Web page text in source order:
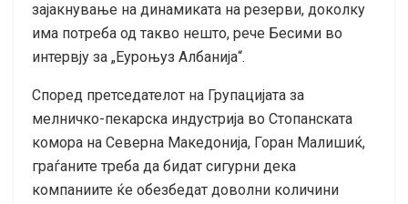
зајакнување на динамиката на резерви, доколку
има потреба од такво нешто, рече Бесими во
интервју за „Еуроњуз Албанија“.
Според претседателот на Групацијата за
мелничко-пекарска индустрија во Стопанската
комора на Северна Македонија, Горан Малишиќ,
граѓаните треба да бидат сигурни дека
компаниите ќе обезбедат доволни количини